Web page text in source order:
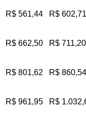
R$ 561,44 R$ 602,71
R$ 662,50 R$ 711,20
R$ 801,62 R$ 860,54
R$ 961,95 R$